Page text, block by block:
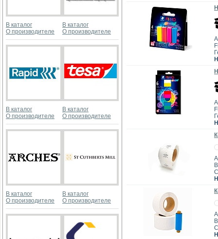
В каталог
О производителе
В каталог
О производителе
В каталог
О производителе
В каталог
О производителе
В каталог
О производителе
В каталог
О производителе